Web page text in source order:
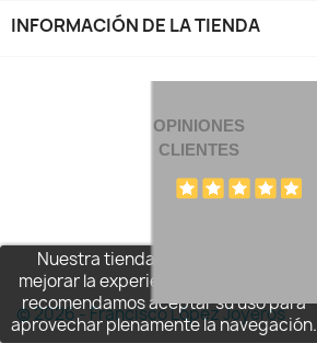
Nuestra tienda usa cookies para
mejorar la experiencia de usuario y le
recomendamos aceptar su uso para
aprovechar plenamente la navegación.
INFORMACIÓN DE LA TIENDA
OPINIONES
CLIENTES
© 2026 - Francisco López Joyeros